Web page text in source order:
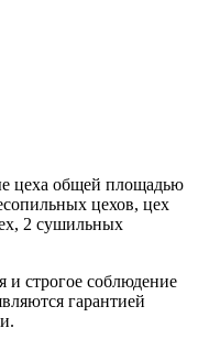
цеха общей площадью
цехов, цех
2 сушильных
и строгое соблюдение
гарантией